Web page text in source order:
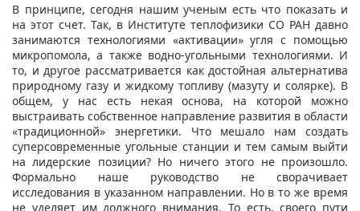
В принципе, сегодня нашим ученым есть что показать и
на этот счет. Так, в Институте теплофизики СО РАН давно
занимаются технологиями «активации» угля с помощью
микропомола, а также водно-угольными технологиями. И
то, и другое рассматривается как достойная альтернатива
природному газу и жидкому топливу (мазуту и солярке). В
общем, у нас есть некая основа, на которой можно
выстраивать собственное направление развития в области
«традиционной» энергетики. Что мешало нам создать
суперсовременные угольные станции и тем самым выйти
на лидерские позиции? Но ничего этого не произошло.
Формально наше руководство не сворачивает
исследования в указанном направлении. Но в то же время
не уделяет им должного внимания. То есть, своего пути